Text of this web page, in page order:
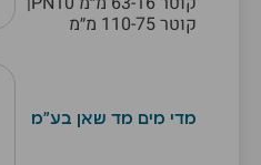
קוטר 110-75 מ״מ
מדי מים מד שאן בע"מ